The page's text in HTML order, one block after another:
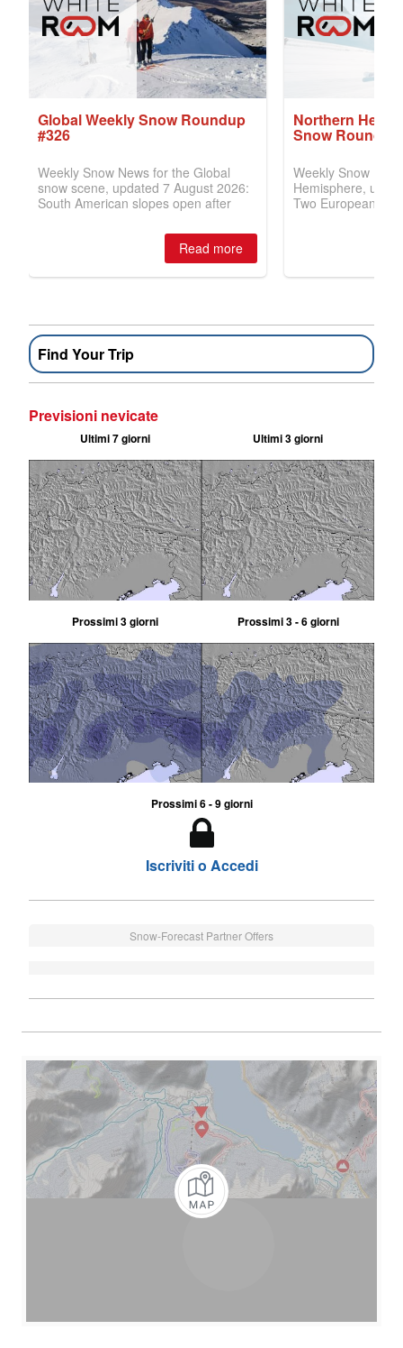
Find Your Trip
Previsioni nevicate
Ultimi 7 giorni Ultimi 3 giorni
Prossimi 3 giorni Prossimi 3 - 6 giorni
Prossimi 6 - 9 giorni
Iscriviti o Accedi
Snow-Forecast Partner Offers